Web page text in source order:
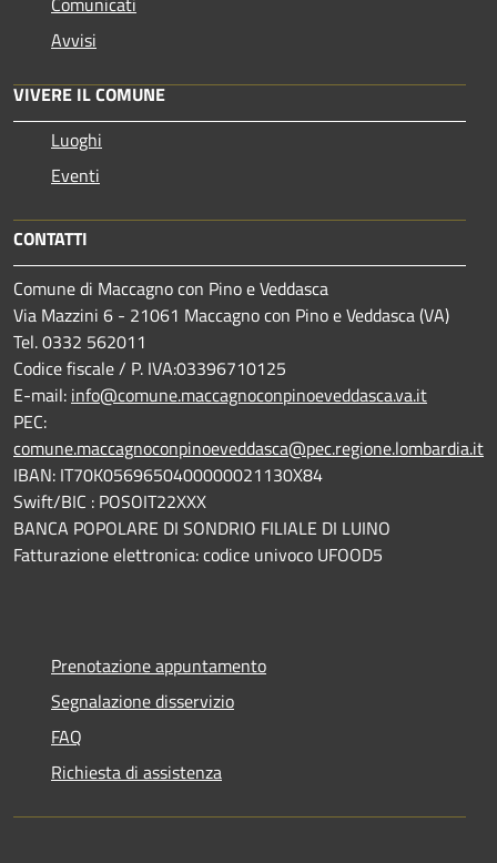
Avvisi
VIVERE IL COMUNE
Luoghi
Eventi
CONTATTI
Comune di Maccagno con Pino e Veddasca
Via Mazzini 6 - 21061 Maccagno con Pino e Veddasca (VA)
Tel. 0332 562011
Codice fiscale / P. IVA:03396710125
E-mail: info@comune.maccagnoconpinoeveddasca.va.it
PEC:
comune.maccagnoconpinoeveddasca@pec.regione.lombardia.it
IBAN: IT70K0569650400000021130X84
Swift/BIC : POSOIT22XXX
BANCA POPOLARE DI SONDRIO FILIALE DI LUINO
Fatturazione elettronica: codice univoco UFOOD5
Prenotazione appuntamento
Segnalazione disservizio
FAQ
Richiesta di assistenza